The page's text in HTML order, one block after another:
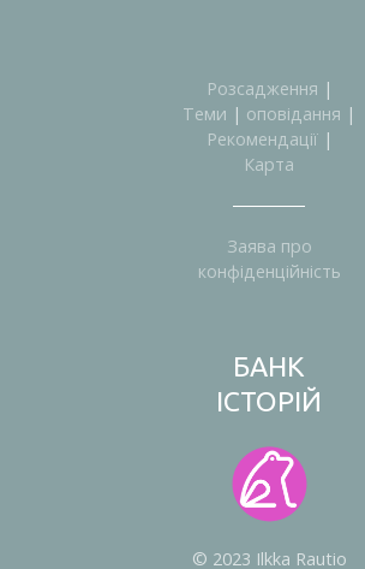
Розсадження |
Теми | оповідання |
Рекомендації|
Карта
Заява про
конфіденційність
БАНК
ІСТОРІЙ
© 2023 Ilkka Rautio